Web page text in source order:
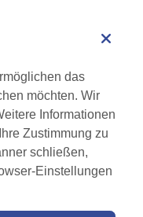
das
möchten. Wir
Informationen
Zustimmung zu
schließen,
Einstellungen